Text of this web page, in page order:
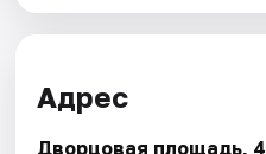
Адрес
Дворцовая площадь, 4